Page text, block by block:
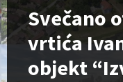
Svečano
vrtića
objekt